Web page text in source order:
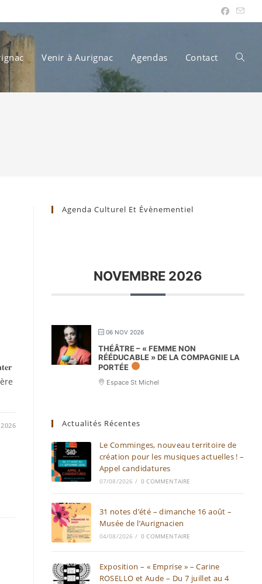
Venir à Aurignac Agendas Contact Toggle
Agenda Culturel Et Évènementiel
NOVEMBRE 2026
06 NOV 2026
THÉÂTRE – « FEMME NON
RÉÉDUCABLE » DE LA COMPAGNIE LA
PORTÉE
Espace St Michel
Actualités Récentes
Le Comminges, nouveau territoire de
création pour les musiques actuelles ! –
Appel candidatures
07/08/2026 / 0 COMMENTAIRE
31 notes d’été – dimanche 16 août –
Musée de l’Aurignacien
04/08/2026 / 0 COMMENTAIRE
Exposition – « Emprise » – Carine
ROSELLO et Aude – Du 7 juillet au 4